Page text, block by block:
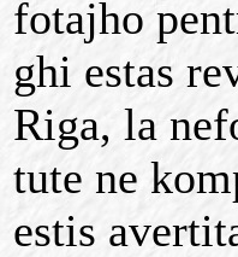
fotajho
ghi estas
Riga, la
tute ne
estis